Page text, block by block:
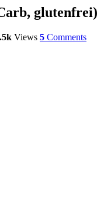
glutenfrei)
Views 5 Comments